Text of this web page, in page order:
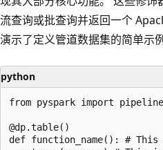
流查询或批查询并返回一个
演示了定义管道数据集的简单示例
python
from pyspark import
@dp.table()
def function_name(): #